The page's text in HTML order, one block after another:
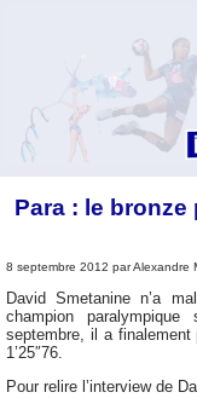
Para : le
8 septembre 2012 par Alexandre
David Smetanine n’a
champion
septembre, il a
1’25″76.
Pour relire l’interview de